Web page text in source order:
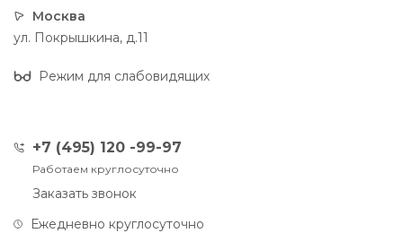
Москва
ул. Покрышкина, д.11
Режим для слабовидящих
+7 (495) 120 -99-97
Работаем круглосуточно
Заказать звонок
Ежедневно круглосуточно